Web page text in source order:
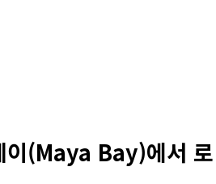
(Maya Bay)에서 로